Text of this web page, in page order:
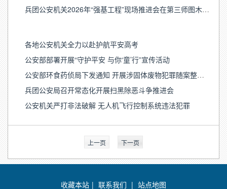
兵团公安机关2026年“强基工程”现场推进会在第三师图木舒克市召开
各地公安机关全力以赴护航平安高考
公安部部署开展“守护平安 与你‘童’行”宣传活动
公安部环食药侦局下发通知 开展涉固体废物犯罪随案整治工作
兵团公安局召开常态化开展扫黑除恶斗争推进会
公安机关严打非法破解 无人机飞行控制系统违法犯罪
上一页 下一页
收藏本站 | 联系我们 | 站点地图